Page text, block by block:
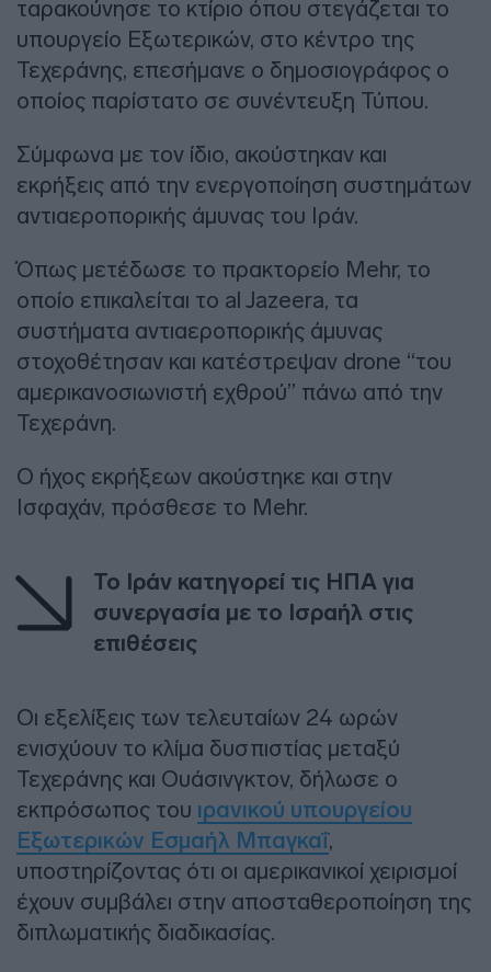
ταρακούνησε το κτίριο όπου στεγάζεται το
υπουργείο Εξωτερικών, στο κέντρο της
Τεχεράνης, επεσήμανε ο δημοσιογράφος ο
οποίος παρίστατο σε συνέντευξη Τύπου.
Σύμφωνα με τον ίδιο, ακούστηκαν και
εκρήξεις από την ενεργοποίηση συστημάτων
αντιαεροπορικής άμυνας του Ιράν.
Όπως μετέδωσε το πρακτορείο Mehr, το
οποίο επικαλείται το al Jazeera, τα
συστήματα αντιαεροπορικής άμυνας
στοχοθέτησαν και κατέστρεψαν drone “του
αμερικανοσιωνιστή εχθρού” πάνω από την
Τεχεράνη.
Ο ήχος εκρήξεων ακούστηκε και στην
Ισφαχάν, πρόσθεσε το Mehr.
Το Ιράν κατηγορεί τις ΗΠΑ για
συνεργασία με το Ισραήλ στις
επιθέσεις
Οι εξελίξεις των τελευταίων 24 ωρών
ενισχύουν το κλίμα δυσπιστίας μεταξύ
Τεχεράνης και Ουάσινγκτον, δήλωσε ο
εκπρόσωπος του ιρανικού υπουργείου
Εξωτερικών Εσμαήλ Μπαγκαΐ,
υποστηρίζοντας ότι οι αμερικανικοί χειρισμοί
έχουν συμβάλει στην αποσταθεροποίηση της
διπλωματικής διαδικασίας.